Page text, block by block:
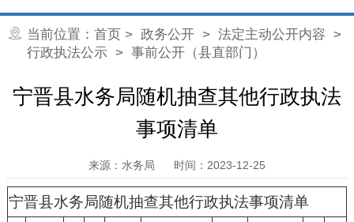
当前位置： 首页 > 政务公开> 法定主动公开内容 >
行政执法公示> 事前公开（县直部门）
宁晋县水务局随机抽查其他行政执法
事项清单
来源：水务局 时间：2023-12-25
宁晋县水务局随机抽查其他行政执法事项清单